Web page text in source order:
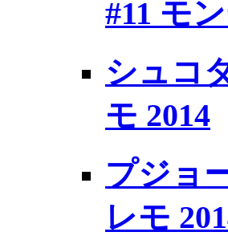
#11 モ
シュコ
モ 2014
プジョ
レモ